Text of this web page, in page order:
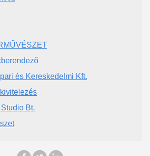
és Kereskedelmi Kft.
Bt.